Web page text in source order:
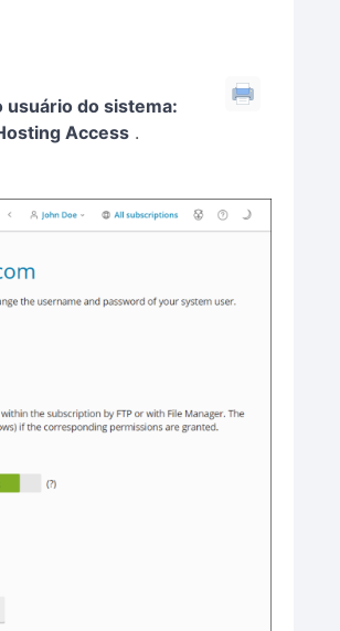
usuário do sistema:
Access.